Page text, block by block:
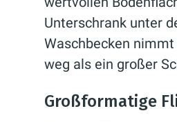
Unterschrank unter
Waschbecken
weg als ein großer
Großformatige